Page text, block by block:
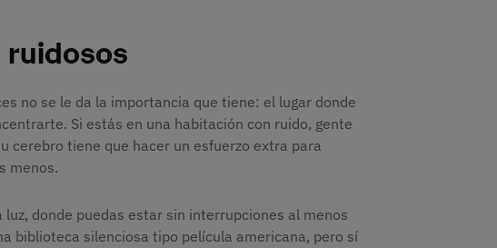
ruidosos
no se le da la importancia que tiene: el lugar donde
Si estás en una habitación con ruido, gente
cerebro tiene que hacer un esfuerzo extra para
menos.
donde puedas estar sin interrupciones al menos
biblioteca silenciosa tipo película americana, pero sí